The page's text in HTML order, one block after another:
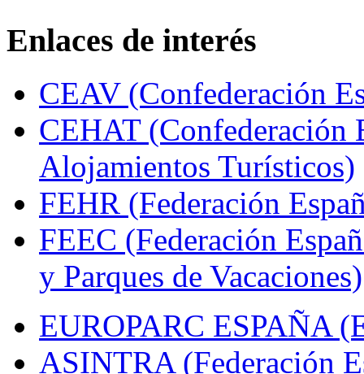
Enlaces de interés
CEAV (Confederación
CEHAT (Confederación
Alojamientos Turísticos)
FEHR (Federación
FEEC (Federación
y Parques de Vacaciones)
EUROPARC ESPAÑA
ASINTRA (Federación